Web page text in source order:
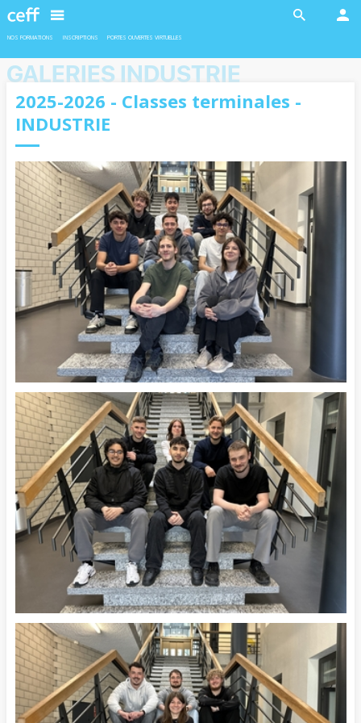
NOS FORMATIONS INSCRIPTIONS PORTES OUVERTES VIRTUELLES
GALERIES INDUSTRIE
2025-2026 - Classes terminales -
INDUSTRIE
Ateliers robotiques
Deux ateliers sont proposés en
collaboration avec l'EPFL aux filles et
garçons de 11 à 13 ans.
INDUSTRIE
En savoir plus
Formation duales
L’admission pour les formations duales
est soumise à la conclusion d’un contrat
d’apprentissage avec une entreprise
formatrice.
En savoir plus